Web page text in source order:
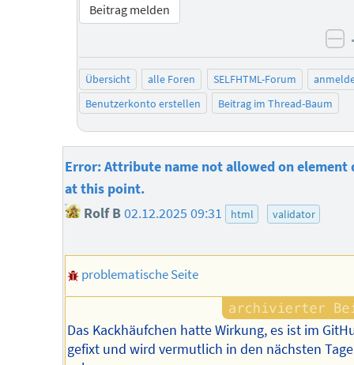
Beitrag melden
Übersicht alle Foren SELFHTML-Forum
Benutzerkonto erstellen
Beitrag im Thread-Baum
Error: Attribute name not allowed on element
at this point.
Rolf B02.12.2025 09:31 html validator
problematische Seite
Das Kackhäufchen hatte Wirkung, es ist im
gefixt und wird vermutlich in den nächsten